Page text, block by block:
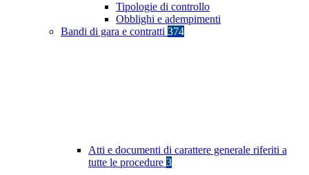
Tipologie di controllo
Obblighi e adempimenti
Bandi di gara e contratti 374
Atti e documenti di carattere generale riferiti a
tutte le procedure 3